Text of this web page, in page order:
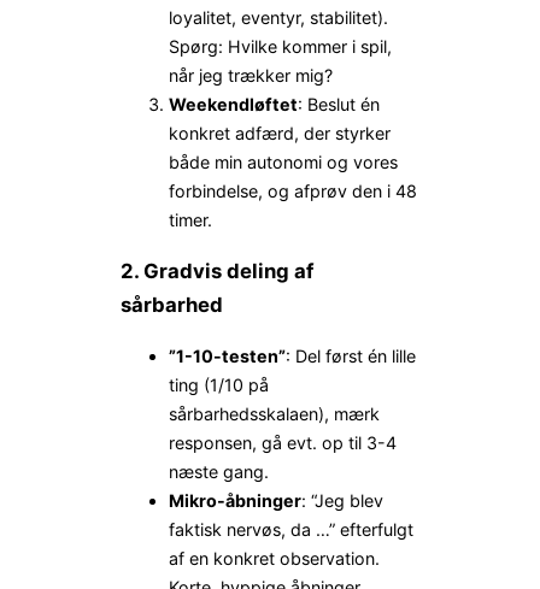
loyalitet, eventyr, stabilitet).
Spørg: Hvilke kommer i spil,
når jeg trækker mig?
Weekendløftet: Beslut én
konkret adfærd, der styrker
både min autonomi og vores
forbindelse, og afprøv den i 48
timer.
2. Gradvis deling af
sårbarhed
”1-10-testen”: Del først én lille
ting (1/10 på
sårbarhedsskalaen), mærk
responsen, gå evt. op til 3-4
næste gang.
Mikro-åbninger: “Jeg blev
faktisk nervøs, da …” efterfulgt
af en konkret observation.